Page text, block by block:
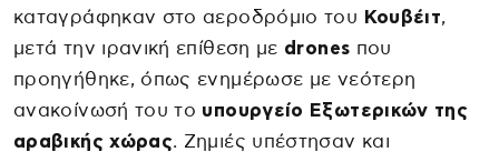
καταγράφηκαν στο αεροδρόμιο του Κουβέιτ,
μετά την ιρανική επίθεση με drones που
προηγήθηκε, όπως ενημέρωσε με νεότερη
ανακοίνωσή του το υπουργείο Εξωτερικών της
αραβικής χώρας. Ζημιές υπέστησαν και